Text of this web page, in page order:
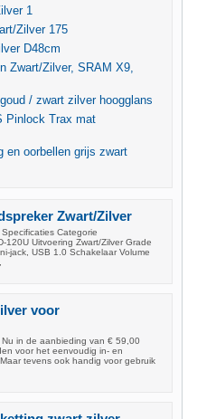
1
Zilver 175
D48cm
Zwart/Zilver, SRAM X9,
/ zwart zilver hoogglans
Pinlock Trax mat
en oorbellen grijs zwart
Zwart/Zilver
Categorie
120U Uitvoering Zwart/Zilver Grade
jack, USB 1.0 Schakelaar Volume
voor
Nu in de aanbieding van € 59,00
voor het eenvoudig in- en
tevens ook handig voor gebruik